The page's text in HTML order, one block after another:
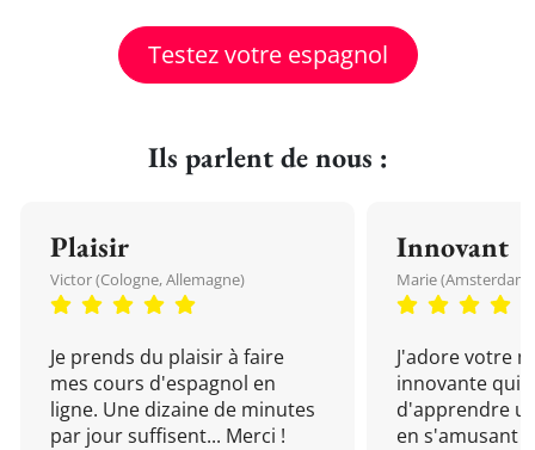
Testez votre espagnol
Ils parlent de nous :
Plaisir
Victor (Cologne, Allemagne)
Je prends du plaisir à faire
mes cours d'espagnol en
ligne. Une dizaine de minutes
par jour suffisent... Merci !
Innovant
Marie (Amsterdam,
J'adore votre
innovante qui
d'apprendre
en s'amusant !